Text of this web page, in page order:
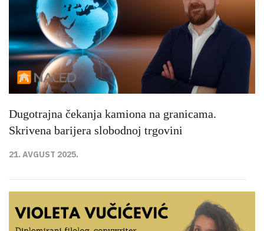
Dugotrajna čekanja kamiona na granicama.
Skrivena barijera slobodnoj trgovini
21. AVGUST 2025.